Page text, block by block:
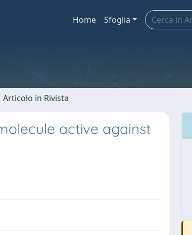
Home Sfoglia
Articolo in Rivista
active against